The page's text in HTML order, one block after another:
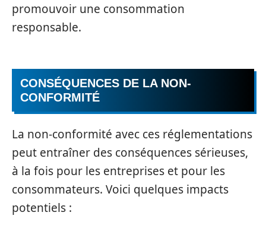
promouvoir une consommation
responsable.
CONSÉQUENCES DE LA NON-
CONFORMITÉ
La non-conformité avec ces réglementations
peut entraîner des conséquences sérieuses,
à la fois pour les entreprises et pour les
consommateurs. Voici quelques impacts
potentiels :